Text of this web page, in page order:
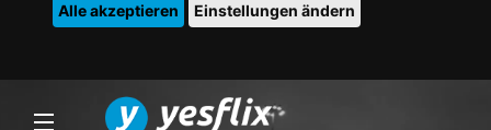
Alle akzeptieren Einstellungen ändern